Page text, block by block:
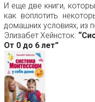
И еще две книги,
как воплотить
домашних условиях, из
Элизабет Хейнсток:
От 0 до 6 лет”